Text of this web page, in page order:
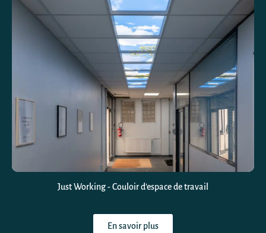
Just Working - Couloir d'espace de travail
En savoir plus